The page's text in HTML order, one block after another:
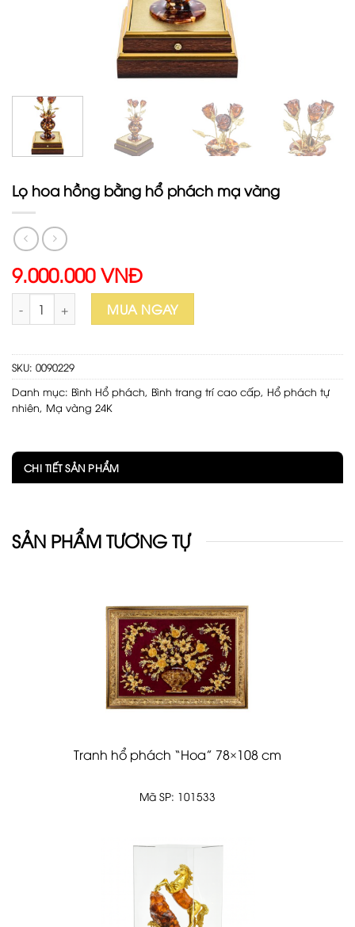
Lọ hoa hồng bằng hổ phách mạ vàng
9.000.000 VNĐ
Lọ hoa hồng bằng hổ phách mạ vàng số lượng
MUA NGAY
SKU: 0090229
Danh mục: Bình Hổ phách Bình trang trí cao cấp Hổ phách tự
nhiên Mạ vàng 24K
CHI TIẾT SẢN PHẨM
SẢN PHẨM TƯƠNG TỰ
Tranh hổ phách “Hoa” 78×108 cm
Mã SP: 101533